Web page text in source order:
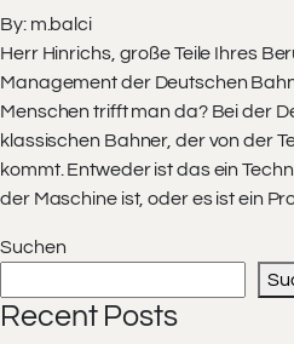
By: m.balci
Herr Hinrichs, große Teile Ihres
Management der Deutschen
Menschen trifft man da? Bei der
klassischen Bahner, der von der
kommt. Entweder ist das ein
der Maschine ist, oder es ist ein
Suchen
Recent Posts